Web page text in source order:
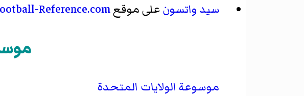
سيد واتسونعلى موقعReference.com
موسوعة الولايات المتحدة